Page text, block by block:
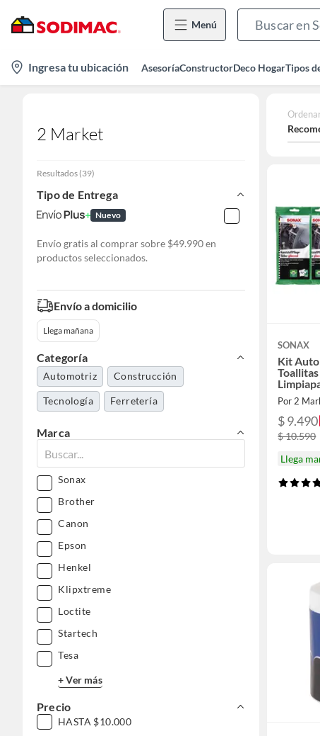
Menú
location-
icon
Ingresa tu ubicación AsesoríaConstructorDeco HogarTipos
2 Market
Resultados (39)
Tipo de Entrega
Nuevo
Envío gratis al comprar sobre $49.990 en
productos seleccionados.
Envío a domicilio
Llega mañana
Categoría
Automotriz Construcción
Tecnología Ferretería
Marca
Sonax
Brother
Canon
Epson
Henkel
Klipxtreme
Loctite
Startech
Tesa
+ Ver más
Precio
HASTA $10.000
SONAX
Kit
Por 2
$ 9.490
$ 10.590
Llega